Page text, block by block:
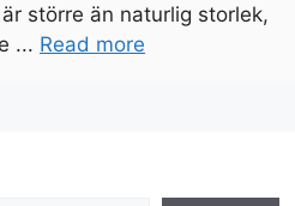
större än naturlig storlek,
... Read more